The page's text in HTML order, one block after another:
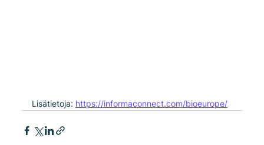
Lisätietoja: https://informaconnect.com/bioeurope/